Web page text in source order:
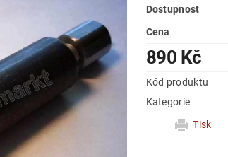
Dostupnost
Cena
890 Kč
Kód produktu
Kategorie
Tisk